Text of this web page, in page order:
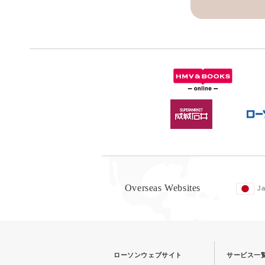
Overseas Websites
ローソンウェブサイト サービス一